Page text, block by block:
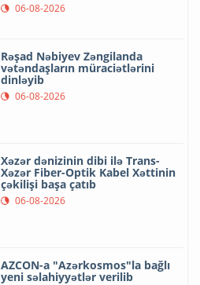
06-08-2026
Rəşad Nəbiyev Zəngilanda
vətəndaşların müraciətlərini
dinləyib
06-08-2026
Xəzər dənizinin dibi ilə Trans-
Xəzər Fiber-Optik Kabel Xəttinin
çəkilişi başa çatıb
06-08-2026
AZCON-a "Azərkosmos"la bağlı
yeni səlahiyyətlər verilib